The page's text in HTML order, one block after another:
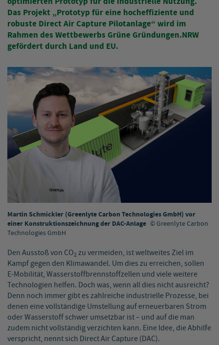
Das Projekt „Prototyp für eine hocheffiziente und
robuste Direct Air Capture Pilotanlage“ wird im
Rahmen des Wettbewerbs Grüne Gründungen.NRW
gefördert durch Land und EU.
Martin Schmickler (Greenlyte Carbon Technologies GmbH) vor
einer Konstruktionszeichnung der DAC-Anlage
Greenlyte Carbon
Technologies GmbH
Den Ausstoß von CO2zu vermeiden, ist weltweites Ziel im
Kampf gegen den Klimawandel. Um dies zu erreichen, sollen
E-Mobilität, Wasserstoffbrennstoffzellen und viele weitere
Technologien helfen. Doch was, wenn all dies nicht ausreicht?
Denn noch immer gibt es zahlreiche industrielle Prozesse, bei
denen eine vollständige Umstellung auf erneuerbaren Strom
oder Wasserstoff schwer umsetzbar ist – und auf die man
zudem nicht vollständig verzichten kann. Eine Idee, die Abhilfe
verspricht, nennt sich Direct Air Capture (DAC).